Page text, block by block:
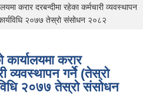
करार दरबन्दीमा रहेका कर्मचारी व्यवस्थापन
२०७७ तेस्रो संसोधन २०८२
करार
व्यवस्थापन गर्ने (तेस्रो
२०७७ तेस्रो संसोधन